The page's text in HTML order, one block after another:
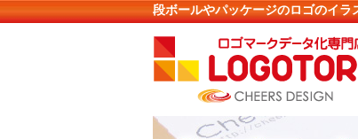
段ボールやパッケージのロゴのイラ